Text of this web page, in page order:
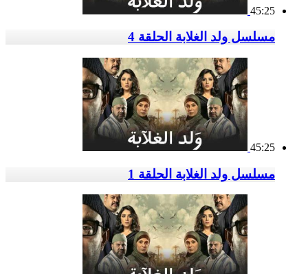
45:25
مسلسل ولد الغلابة الحلقة 4
45:25
مسلسل ولد الغلابة الحلقة 1